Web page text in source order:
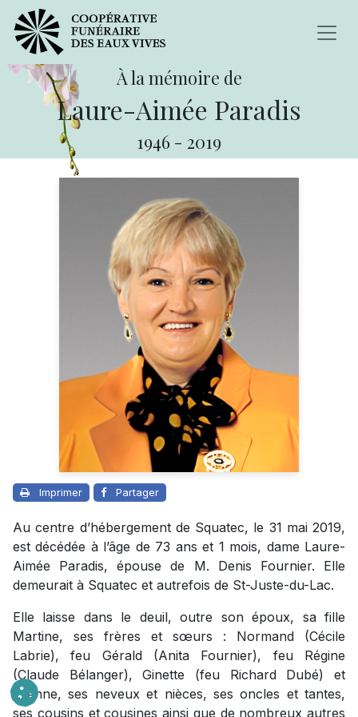
À la mémoire de
Laure-Aimée Paradis
1946 - 2019
Imprimer Partager
Au centre d’hébergement de Squatec, le 31 mai 2019,
est décédée à l’âge de 73 ans et 1 mois, dame Laure-
Aimée Paradis, épouse de M. Denis Fournier. Elle
demeurait à Squatec et autrefois de St-Juste-du-Lac.
Elle laisse dans le deuil, outre son époux, sa fille
Martine, ses frères et sœurs : Normand (Cécile
Labrie), feu Gérald (Anita Fournier), feu Régine
(Claude Bélanger), Ginette (feu Richard Dubé) et
Etienne, ses neveux et nièces, ses oncles et tantes,
ses cousins et cousines ainsi que de nombreux autres